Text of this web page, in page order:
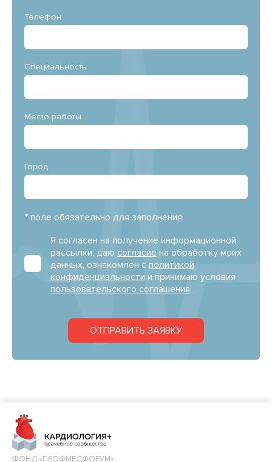
Телефон
Специальность
Место работы
Город
* поле обязательно для заполнения
Я согласен на получение информационной
рассылки, даю согласие на обработку моих
данных, ознакомлен с политикой
конфиденциальности и принимаю условия
пользовательского соглашения
ОТПРАВИТЬ ЗАЯВКУ
ФОНД «ПРОФМЕДФОРУМ»